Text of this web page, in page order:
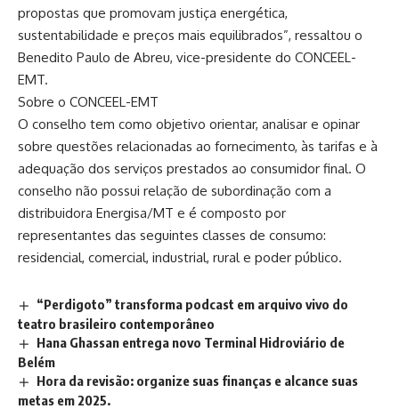
propostas que promovam justiça energética,
sustentabilidade e preços mais equilibrados”, ressaltou o
Benedito Paulo de Abreu, vice-presidente do CONCEEL-
EMT.
Sobre o CONCEEL-EMT
O conselho tem como objetivo orientar, analisar e opinar
sobre questões relacionadas ao fornecimento, às tarifas e à
adequação dos serviços prestados ao consumidor final. O
conselho não possui relação de subordinação com a
distribuidora Energisa/MT e é composto por
representantes das seguintes classes de consumo:
residencial, comercial, industrial, rural e poder público.
“Perdigoto” transforma podcast em arquivo vivo do
teatro brasileiro contemporâneo
Hana Ghassan entrega novo Terminal Hidroviário de
Belém
Hora da revisão: organize suas finanças e alcance suas
metas em 2025.